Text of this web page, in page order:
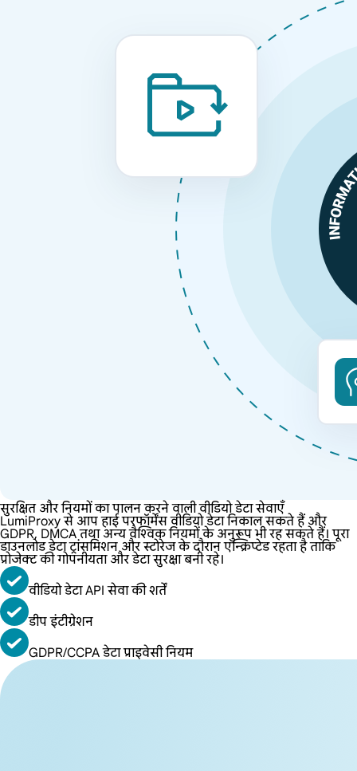
सुरक्षित और नियमों का पालन करने वाली वीडियो डेटा सेवाएँ
LumiProxy से आप हाई परफॉर्मेंस वीडियो डेटा निकाल सकते हैं और
GDPR, DMCA तथा अन्य वैश्विक नियमों के अनुरूप भी रह सकते हैं। पूरा
डाउनलोड डेटा ट्रांसमिशन और स्टोरेज के दौरान एन्क्रिप्टेड रहता है ताकि
प्रोजेक्ट की गोपनीयता और डेटा सुरक्षा बनी रहे।
वीडियो डेटा API सेवा की शर्तें
डीप इंटीग्रेशन
GDPR/CCPA डेटा प्राइवेसी नियम